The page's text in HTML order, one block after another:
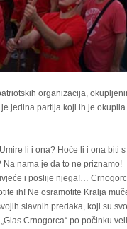
organizacija,
jedina partija koji ih je okupila
li i ona? Hoće li i ona biti
nama je da to ne priznamo!
i poslije njega!…
ih! Ne osramotite Kralja
slavnih predaka, koji su
Crnogorca“ po počinku